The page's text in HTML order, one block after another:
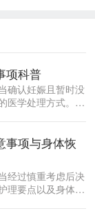
项科普
确认妊娠且暂时没
医学处理方式。在
事项与身体恢
经过慎重考虑后决
理要点以及身体恢